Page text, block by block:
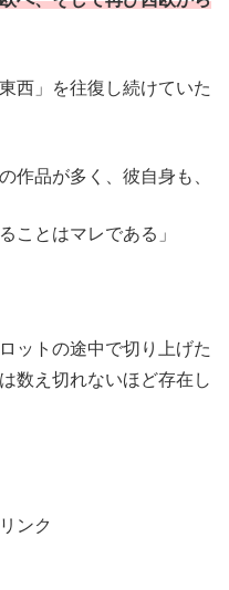
西」を往復し続けていた
作品が多く、彼自身も、
ことはマレである」
ットの途中で切り上げた
数え切れないほど存在し
ンク